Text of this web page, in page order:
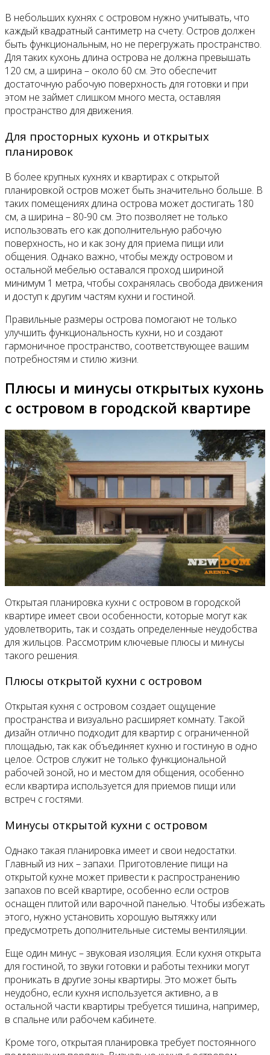
В небольших кухнях с островом нужно учитывать, что
каждый квадратный сантиметр на счету. Остров должен
быть функциональным, но не перегружать пространство.
Для таких кухонь длина острова не должна превышать
120 см, а ширина – около 60 см. Это обеспечит
достаточную рабочую поверхность для готовки и при
этом не займет слишком много места, оставляя
пространство для движения.
Для просторных кухонь и открытых
планировок
В более крупных кухнях и квартирах с открытой
планировкой остров может быть значительно больше. В
таких помещениях длина острова может достигать 180
см, а ширина – 80-90 см. Это позволяет не только
использовать его как дополнительную рабочую
поверхность, но и как зону для приема пищи или
общения. Однако важно, чтобы между островом и
остальной мебелью оставался проход шириной
минимум 1 метра, чтобы сохранялась свобода движения
и доступ к другим частям кухни и гостиной.
Правильные размеры острова помогают не только
улучшить функциональность кухни, но и создают
гармоничное пространство, соответствующее вашим
потребностям и стилю жизни.
Плюсы и минусы открытых кухонь
с островом в городской квартире
Открытая планировка кухни с островом в городской
квартире имеет свои особенности, которые могут как
удовлетворить, так и создать определенные неудобства
для жильцов. Рассмотрим ключевые плюсы и минусы
такого решения.
Плюсы открытой кухни с островом
Открытая кухня с островом создает ощущение
пространства и визуально расширяет комнату. Такой
дизайн отлично подходит для квартир с ограниченной
площадью, так как объединяет кухню и гостиную в одно
целое. Остров служит не только функциональной
рабочей зоной, но и местом для общения, особенно
если квартира используется для приемов пищи или
встреч с гостями.
Минусы открытой кухни с островом
Однако такая планировка имеет и свои недостатки.
Главный из них – запахи. Приготовление пищи на
открытой кухне может привести к распространению
запахов по всей квартире, особенно если остров
оснащен плитой или варочной панелью. Чтобы избежать
этого, нужно установить хорошую вытяжку или
предусмотреть дополнительные системы вентиляции.
Еще один минус – звуковая изоляция. Если кухня открыта
для гостиной, то звуки готовки и работы техники могут
проникать в другие зоны квартиры. Это может быть
неудобно, если кухня используется активно, а в
остальной части квартиры требуется тишина, например,
в спальне или рабочем кабинете.
Кроме того, открытая планировка требует постоянного